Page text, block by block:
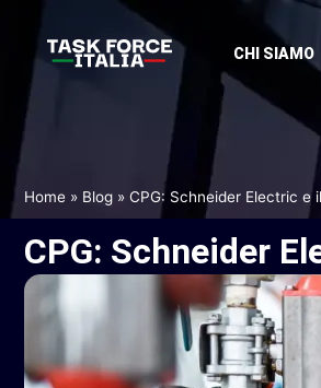
CHI SIAMO
Home » Blog » CPG: Schneider Electric e
CPG: Schneider